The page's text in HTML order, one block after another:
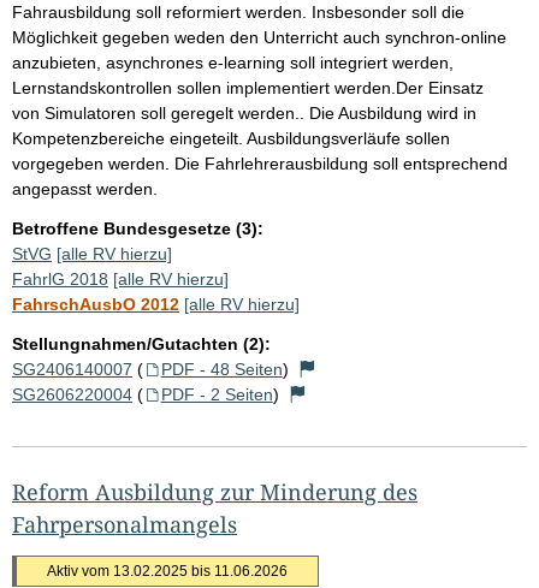
Fahrausbildung soll reformiert werden. Insbesonder soll die
Möglichkeit gegeben weden den Unterricht auch synchron-online
anzubieten, asynchrones e-learning soll integriert werden,
Lernstandskontrollen sollen implementiert werden.Der Einsatz
von Simulatoren soll geregelt werden.. Die Ausbildung wird in
Kompetenzbereiche eingeteilt. Ausbildungsverläufe sollen
vorgegeben werden. Die Fahrlehrerausbildung soll entsprechend
angepasst werden.
Betroffene Bundesgesetze (3):
StVG [alle RV hierzu]
FahrlG 2018 [alle RV hierzu]
FahrschAusbO 2012 [alle RV hierzu]
Stellungnahmen/Gutachten (2):
SG2406140007 ( PDF - 48 Seiten)
SG2606220004 ( PDF - 2 Seiten)
Reform Ausbildung zur Minderung des
Fahrpersonalmangels
Aktiv vom 13.02.2025 bis 11.06.2026